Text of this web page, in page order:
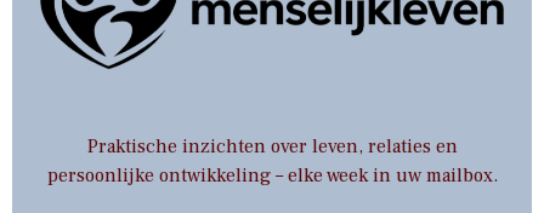
Praktische inzichten over leven, relaties en
persoonlijke ontwikkeling – elke week in uw mailbox.